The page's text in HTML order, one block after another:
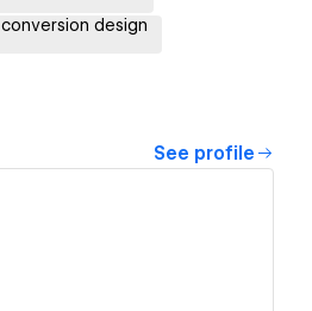
conversion design
See profile